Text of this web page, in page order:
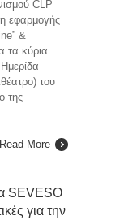
CLP
εφαρμογής
&
τα κύρια
του
της
Read More
SEVESO
για την